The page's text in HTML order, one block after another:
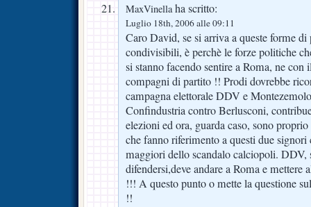
MaxVinellaha scritto:
Luglio 18th, 2006 alle 09:11
Caro David, se si arriva a queste forme di
condivisibili, è perchè le forze politiche
si stanno facendo sentire a Roma, ne con
compagni di partito !! Prodi dovrebbe
campagna elettorale DDV e
Confindustria contro Berlusconi,
elezioni ed ora, guarda caso, sono
che fanno riferimento a questi due signori
maggiori dello scandalo calciopoli. DDV,
difendersi,deve andare a Roma e mettere
!!! A questo punto o mette la questione
!!